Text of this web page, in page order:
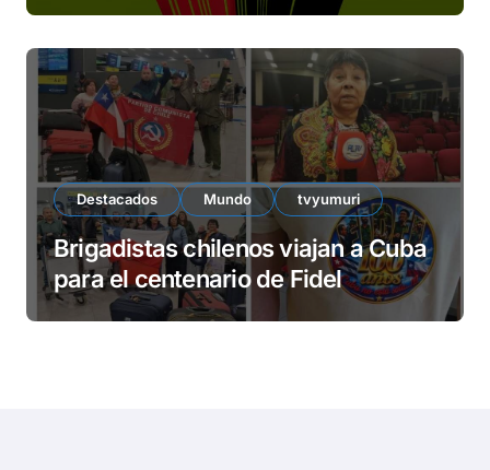
Destacados Mundo tvyumuri
Brigadistas chilenos viajan a Cuba
para el centenario de Fidel